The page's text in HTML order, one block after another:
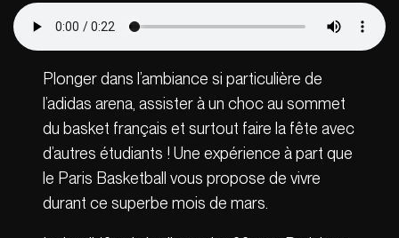
Plonger dans l’ambiance si particulière de
l’adidas arena, assister à un choc au sommet
du basket français et surtout faire la fête avec
d’autres étudiants ! Une expérience à part que
le Paris Basketball vous propose de vivre
durant ce superbe mois de mars.